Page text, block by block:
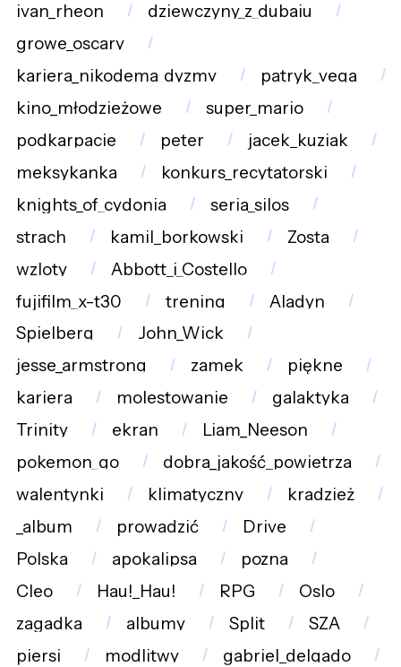
ivan_rheon
dziewczyny_z_dubaju
growe_oscary
kariera_nikodema_dyzmy
patryk_vega
kino_młodzieżowe
super_mario
podkarpacie
peter
jacek_kuziak
meksykanka
konkurs_recytatorski
knights_of_cydonia
seria_silos
strach
kamil_borkowski
Zosta
wzloty
Abbott_i_Costello
fujifilm_x-t30
trening
Aladyn
Spielberg
John_Wick
jesse_armstrong
zamek
piękne
kariera
molestowanie
galaktyka
Trinity
ekran
Liam_Neeson
pokemon_go
dobra_jakość_powietrza
walentynki
klimatyczny
kradzież
_album
prowadzić
Drive
Polska
apokalipsa
pozna
Cleo
Hau!_Hau! RPG
Oslo
zagadka
albumy Split
SZA
piersi
modlitwy
gabriel_delgado